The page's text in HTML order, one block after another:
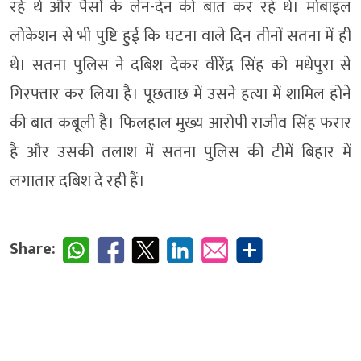
रहे थे और पैसों के लेन-देन की बात कर रहे थे। मोबाइल
लोकेशन से भी पुष्टि हुई कि घटना वाले दिन तीनों सतना में ही
थे। सतना पुलिस ने दबिश देकर वीरेंद्र सिंह को मधेपुरा से
गिरफ्तार कर लिया है। पूछताछ में उसने हत्या में शामिल होने
की बात कबूली है। फिलहाल मुख्य आरोपी राजीव सिंह फरार
है और उसकी तलाश में सतना पुलिस की टीमें बिहार में
लगातार दबिश दे रही हैं।
Share: